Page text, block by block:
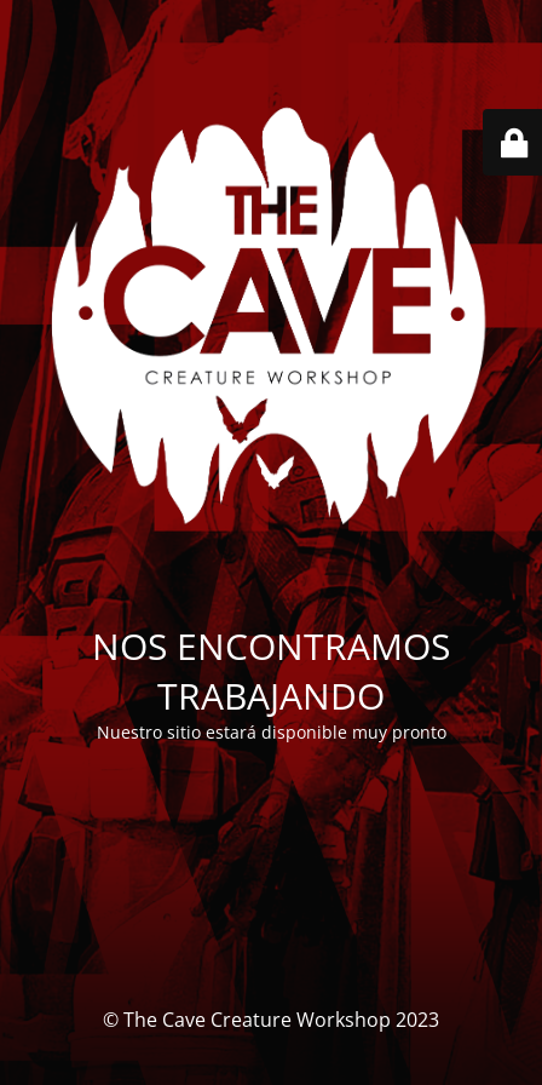
NOS ENCONTRAMOS
TRABAJANDO
Nuestro sitio estará disponible muy pronto
© The Cave Creature Workshop 2023